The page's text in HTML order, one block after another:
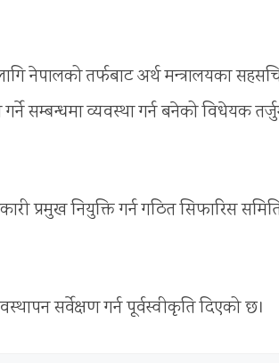
नेपालको तर्फबाट अर्थ मन्त्रालयका
सम्बन्धमा व्यवस्था गर्न बनेको विधेयक
प्रमुख नियुक्ति गर्न गठित सिफारिस
सर्वेक्षण गर्न पूर्वस्वीकृति दिएको छ।